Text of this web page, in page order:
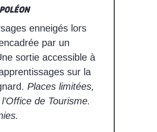
enneigés lors
par un
sortie accessible à
sur la
Places limitées,
de Tourisme.